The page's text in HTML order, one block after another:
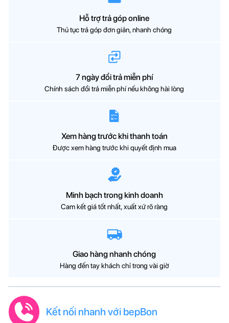
54 kg
6
Hỗ trợ trả góp online
Thủ tục trả góp đơn giản, nhanh chóng
7 ngày đổi trả miễn phí
Chính sách đổi trả miễn phí nếu không hài lòng
Xem hàng trước khi thanh toán
Được xem hàng trước khi quyết định mua
Minh bạch trong kinh doanh
Cam kết giá tốt nhất, xuất xứ rõ ràng
Giao hàng nhanh chóng
Hàng đến tay khách chỉ trong vài giờ
Kết nối nhanh với bepBon